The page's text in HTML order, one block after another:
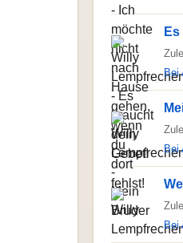
Bei
Bei
Bei